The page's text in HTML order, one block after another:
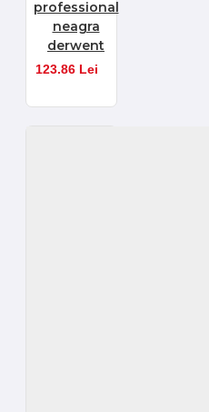
professional
neagra
derwent
123.86 Lei